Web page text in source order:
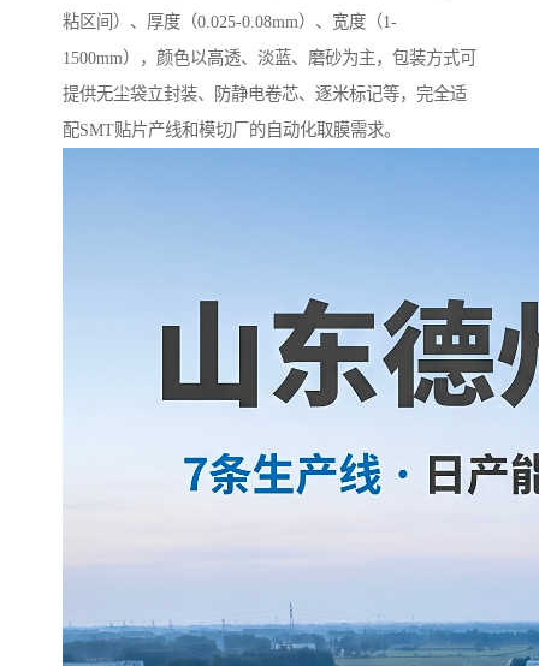
粘区间）、厚度（0.025-0.08mm）、宽度（1-
1500mm），颜色以高透、淡蓝、磨砂为主，包装方式可
提供无尘袋立封装、防静电卷芯、逐米标记等，完全适
配SMT贴片产线和模切厂的自动化取膜需求。